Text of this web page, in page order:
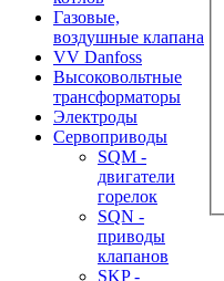
Газовые,
воздушные клапана
VV Danfoss
Высоковольтные
трансформаторы
Электроды
Сервоприводы
SQM -
двигатели
горелок
SQN -
приводы
клапанов
SKP -